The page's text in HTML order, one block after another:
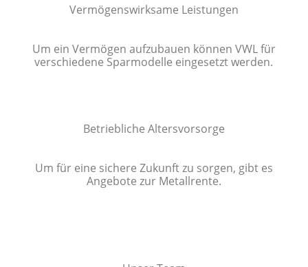
Vermögenswirksame Leistungen
Um ein Vermögen aufzubauen können VWL für
verschiedene Sparmodelle eingesetzt werden.
Betriebliche Altersvorsorge
Um für eine sichere Zukunft zu sorgen, gibt es
Angebote zur Metallrente.